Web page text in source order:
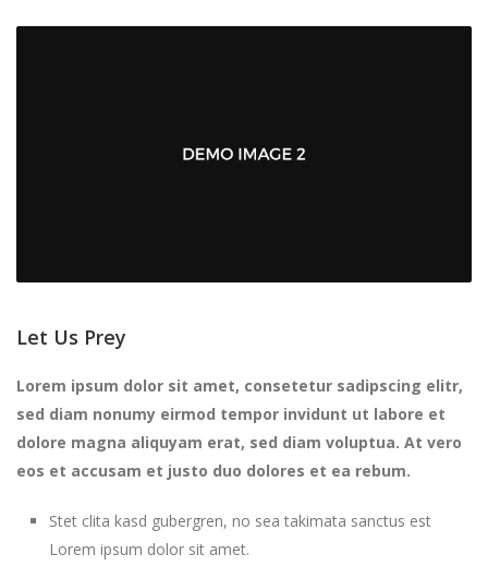
Let Us Prey
Lorem ipsum dolor sit amet, consetetur sadipscing elitr,
sed diam nonumy eirmod tempor invidunt ut labore et
dolore magna aliquyam erat, sed diam voluptua. At vero
eos et accusam et justo duo dolores et ea rebum.
Stet clita kasd gubergren, no sea takimata sanctus est
Lorem ipsum dolor sit amet.